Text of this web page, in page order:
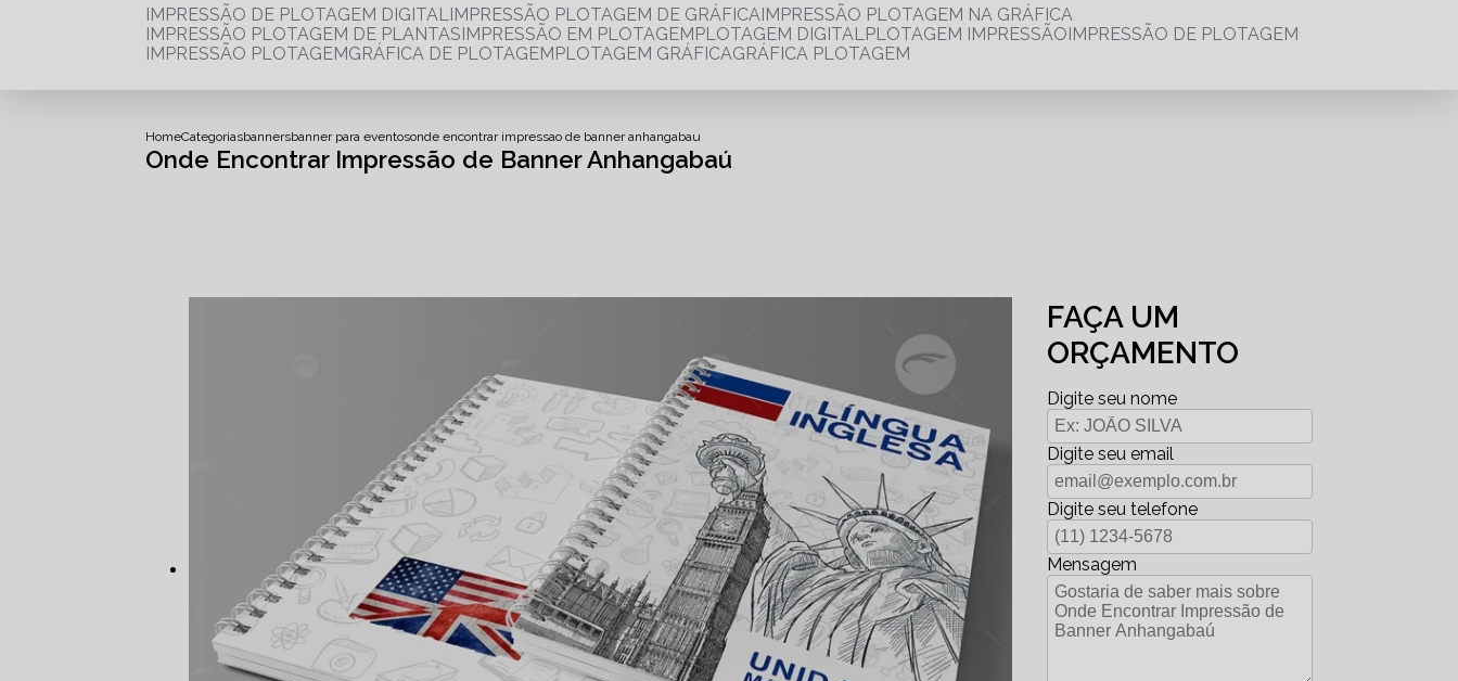
IMPRESSÃO DE PLOTAGEM DIGITAL IMPRESSÃO PLOTAGEM DE GRÁFICA IMPRESSÃO PLOTAGEM NA GRÁFICA
IMPRESSÃO PLOTAGEM DE PLANTAS IMPRESSÃO EM PLOTAGEM PLOTAGEM DIGITAL PLOTAGEM IMPRESSÃO IMPRESSÃO DE PLOTAGEM
IMPRESSÃO PLOTAGEM
GRÁFICA DE PLOTAGEM PLOTAGEM GRÁFICA GRÁFICA PLOTAGEM
HomeCategoriasbannersbanner para eventosonde encontrar impressao de banner anhangabau
Onde Encontrar Impressão de Banner Anhangabaú
FAÇA UM
ORÇAMENTO
Digite seu nome
Digite seu email
Digite seu telefone
Mensagem